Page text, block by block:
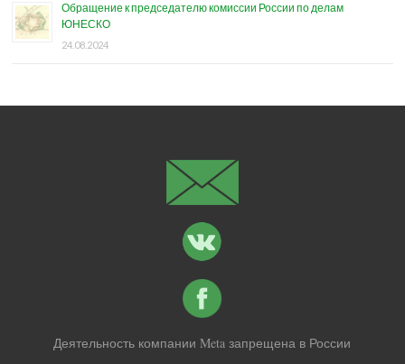
Обращение к председателю комиссии России по делам
ЮНЕСКО
24.08.2024
Деятельность компании Meta запрещена в России